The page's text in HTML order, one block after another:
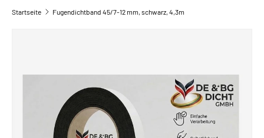
Startseite Fugendichtband 45/7-12 mm, schwarz, 4,3m